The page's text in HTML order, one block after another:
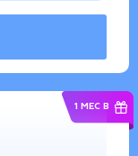
1 МЕС В